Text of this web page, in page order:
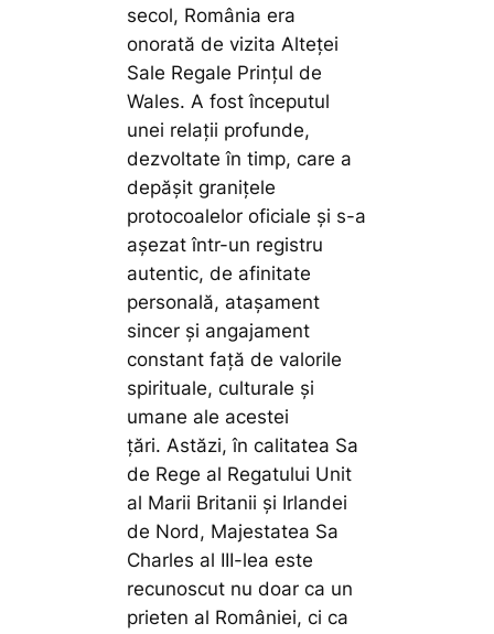
secol, România era
onorată de vizita Alteței
Sale Regale Prințul de
Wales. A fost începutul
unei relații profunde,
dezvoltate în timp, care a
depășit granițele
protocoalelor oficiale și s-a
așezat într-un registru
autentic, de afinitate
personală, atașament
sincer și angajament
constant față de valorile
spirituale, culturale și
umane ale acestei
țări. Astăzi, în calitatea Sa
de Rege al Regatului Unit
al Marii Britanii și Irlandei
de Nord, Majestatea Sa
Charles al III-lea este
recunoscut nu doar ca un
prieten al României, ci ca